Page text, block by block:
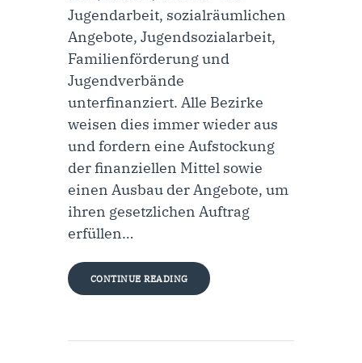
Jugendarbeit, sozialräumlichen
Angebote, Jugendsozialarbeit,
Familienförderung und
Jugendverbände
unterfinanziert. Alle Bezirke
weisen dies immer wieder aus
und fordern eine Aufstockung
der finanziellen Mittel sowie
einen Ausbau der Angebote, um
ihren gesetzlichen Auftrag
erfüllen…
CONTINUE READING